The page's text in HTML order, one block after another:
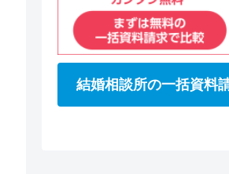
結婚相談所の一括資料